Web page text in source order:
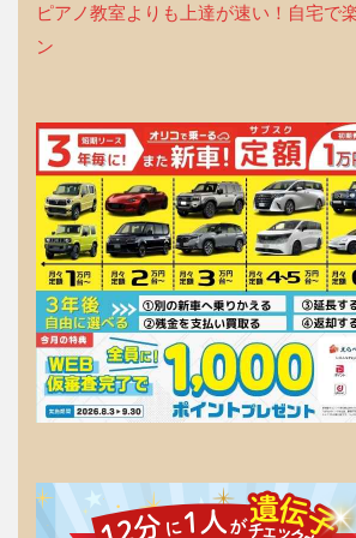
ピアノ教室よりも上達が速い！自宅で
ン